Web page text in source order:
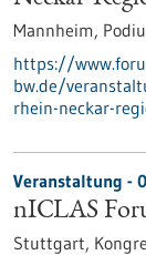
Mannheim,
https://
bw.de/
rhein-neckar-
Veranstaltung -
nICLAS
Stuttgart,